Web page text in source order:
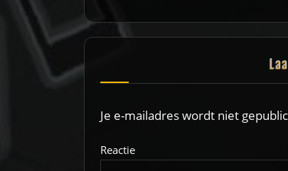
Je e-mailadres wordt niet
Reactie